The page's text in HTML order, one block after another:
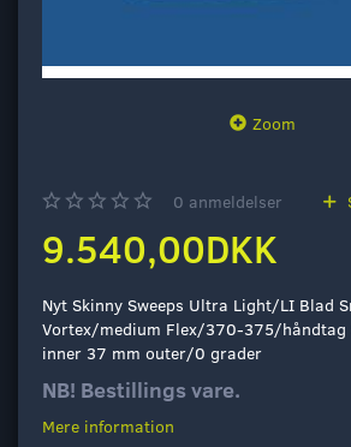
Zoom
0 anmeldelser
9.540,00DKK
Nyt Skinny Sweeps Ultra Light/LI Blad
Vortex/medium Flex/370-375/håndtag
inner 37 mm outer/0 grader
NB! Bestillings vare.
Mere information